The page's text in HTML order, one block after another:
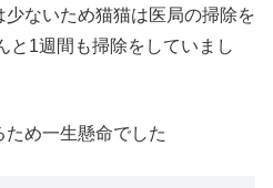
ないため猫猫は医局の掃除を
と1週間も掃除をしていまし
め一生懸命でした